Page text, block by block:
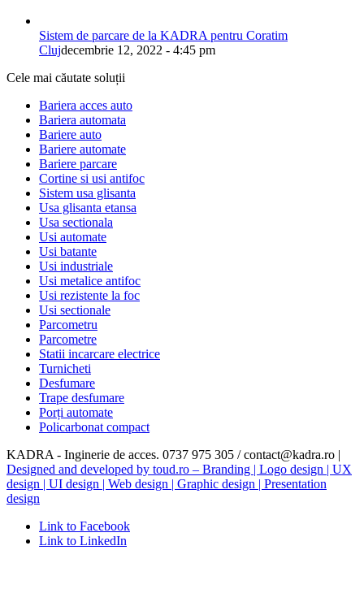
Sistem de parcare de la KADRA pentru Coratim
Clujdecembrie 12, 2022 - 4:45 pm
Cele mai căutate soluții
Bariera acces auto
Bariera automata
Bariere auto
Bariere automate
Bariere parcare
Cortine si usi antifoc
Sistem usa glisanta
Usa glisanta etansa
Usa sectionala
Usi automate
Usi batante
Usi industriale
Usi metalice antifoc
Usi rezistente la foc
Usi sectionale
Parcometru
Parcometre
Statii incarcare electrice
Turnicheti
Desfumare
Trape desfumare
Porți automate
Policarbonat compact
KADRA - Inginerie de acces. 0737 975 305 / contact@kadra.ro |
Designed and developed by toud.ro – Branding | Logo design | UX
design | UI design | Web design | Graphic design | Presentation
design
Link to Facebook
Link to LinkedIn